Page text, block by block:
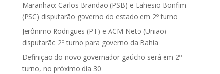
Maranhão: Carlos Brandão (PSB) e Lahesio Bonfim
(PSC) disputarão governo do estado em 2º turno
Jerônimo Rodrigues (PT) e ACM Neto (União)
disputarão 2º turno para governo da Bahia
Definição do novo governador gaúcho será em 2º
turno, no próximo dia 30